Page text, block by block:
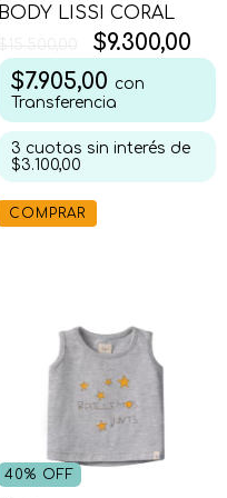
BODY LISSI CORAL
$9.300,00
$7.905,00 con
Transferencia
3 cuotas sin interés de
$3.100,00
COMPRAR
40% OFF